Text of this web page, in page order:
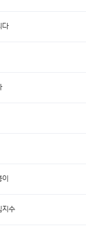
다
이
지수